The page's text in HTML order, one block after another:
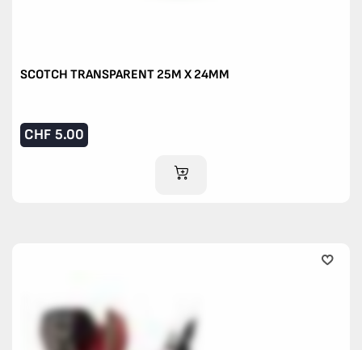
SCOTCH TRANSPARENT 25M X 24MM
CHF 5.00
AJOUTER AU PANIER